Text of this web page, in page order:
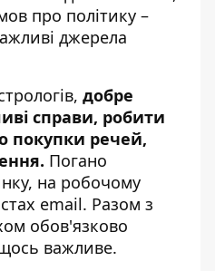
про політику –
джерела
добре
справи, робити
покупки речей,
Погано
на робочому
email. Разом з
обов'язково
важливе.